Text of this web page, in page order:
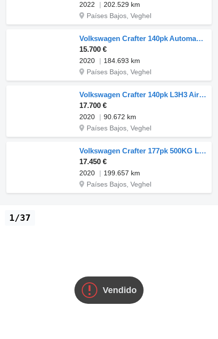
2022
202.529 km
Países Bajos, Veghel
Volkswagen Crafter 140pk Automaat L4H3 Trekhaak ACC Airco Cruise Camera Par
15.700 €
2020
184.693 km
Países Bajos, Veghel
Volkswagen Crafter 140pk L3H3 Airco Cruise Camera Pakketwagen Euro6 L2 Airc
17.700 €
2020
90.672 km
Países Bajos, Veghel
Volkswagen Crafter 177pk 500KG Laadklep Automaat L3H3 Navi Airco Crusie Cam
17.450 €
2020
199.657 km
Países Bajos, Veghel
Vendido
1/37